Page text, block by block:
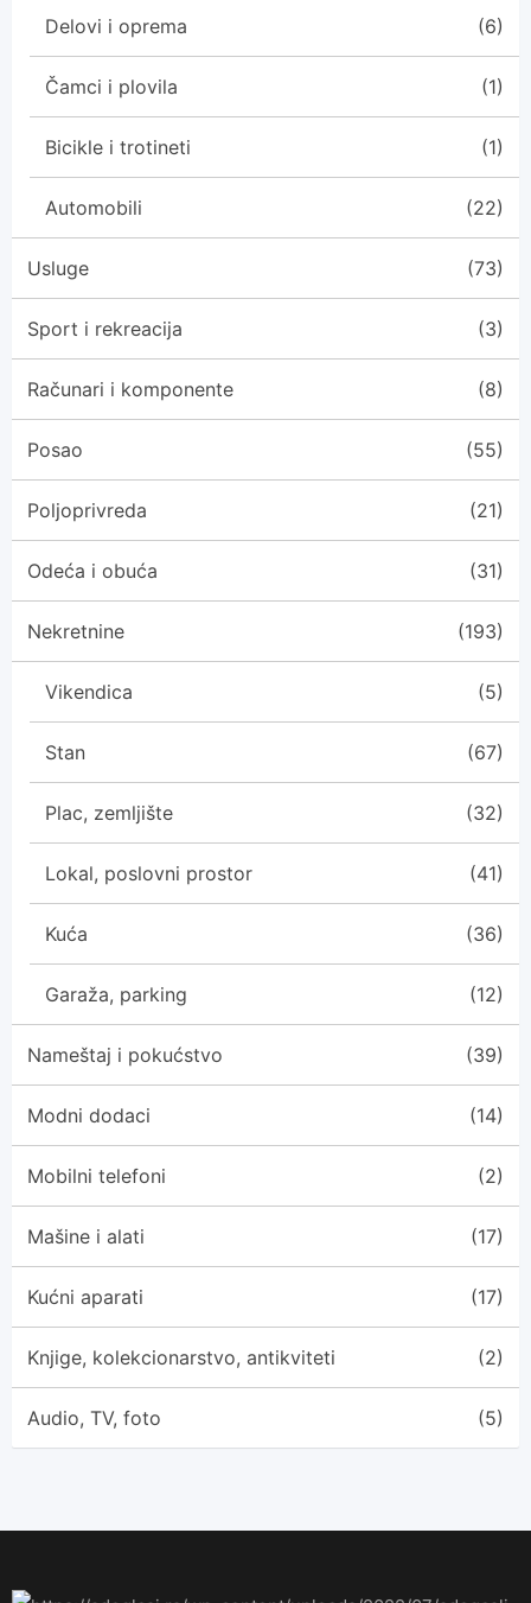
Delovi i oprema (6)
Čamci i plovila (1)
Bicikle i trotineti (1)
Automobili (22)
Usluge (73)
Sport i rekreacija (3)
Računari i komponente (8)
Posao (55)
Poljoprivreda (21)
Odeća i obuća (31)
Nekretnine (193)
Vikendica (5)
Stan (67)
Plac, zemljište (32)
Lokal, poslovni prostor (41)
Kuća (36)
Garaža, parking (12)
Nameštaj i pokućstvo (39)
Modni dodaci (14)
Mobilni telefoni (2)
Mašine i alati (17)
Kućni aparati (17)
Knjige, kolekcionarstvo, antikviteti (2)
Audio, TV, foto (5)